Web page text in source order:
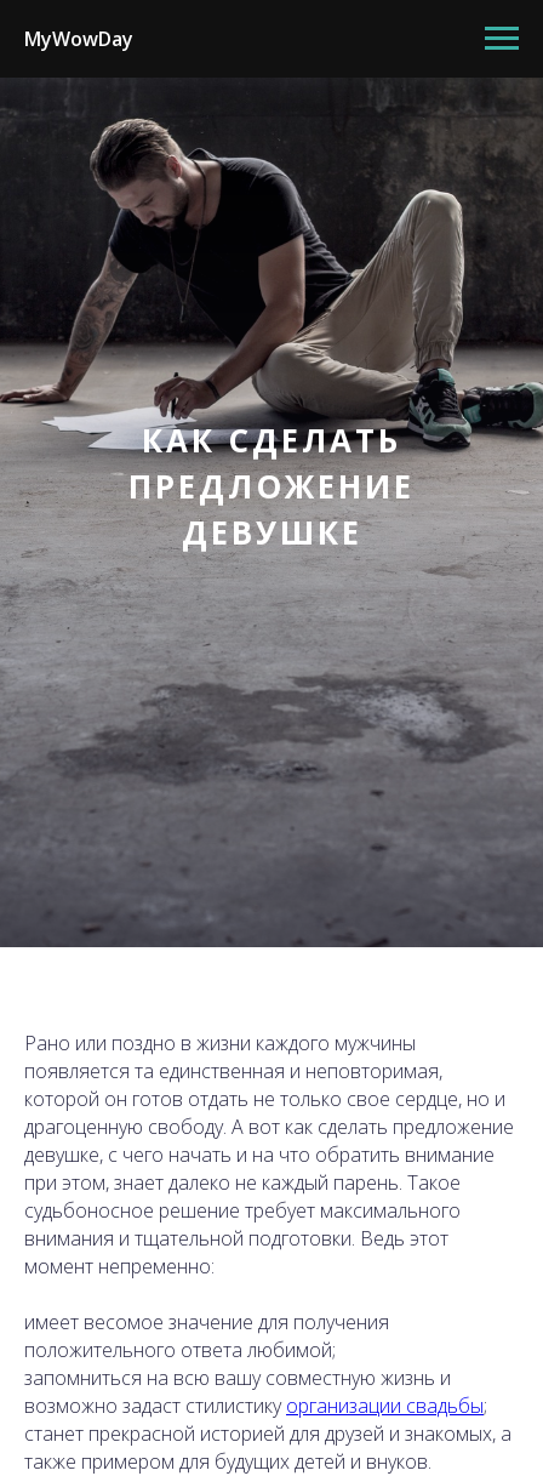
MyWowDay
КАК СДЕЛАТЬ
ПРЕДЛОЖЕНИЕ
ДЕВУШКЕ
Рано или поздно в жизни каждого мужчины
появляется та единственная и неповторимая,
которой он готов отдать не только свое сердце, но и
драгоценную свободу. А вот как сделать предложение
девушке, с чего начать и на что обратить внимание
при этом, знает далеко не каждый парень. Такое
судьбоносное решение требует максимального
внимания и тщательной подготовки. Ведь этот
момент непременно:
имеет весомое значение для получения
положительного ответа любимой;
запомниться на всю вашу совместную жизнь и
возможно задаст стилистикуорганизации свадьбы;
станет прекрасной историей для друзей и знакомых, а
также примером для будущих детей и внуков.